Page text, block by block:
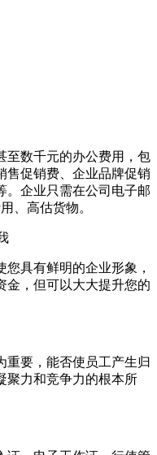
数千元的办公费用，包
售促销费、企业品牌促销
。企业只需在公司电子邮
、高估货物。
具有鲜明的企业形象，
金，但可以大大提升您的
要，能否使员工产生归
聚力和竞争力的根本所